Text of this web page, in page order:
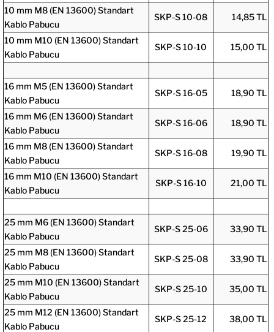
10 mm M8 (EN 13600) Standart
Kablo Pabucu
SKP-S 10-08 14,85 TL
10 mm M10 (EN 13600) Standart
Kablo Pabucu
SKP-S 10-10 15,00 TL
16 mm M5 (EN 13600) Standart
Kablo Pabucu
SKP-S 16-05 18,90 TL
16 mm M6 (EN 13600) Standart
Kablo Pabucu
SKP-S 16-06 18,90 TL
16 mm M8 (EN 13600) Standart
Kablo Pabucu
SKP-S 16-08 19,90 TL
16 mm M10 (EN 13600) Standart
Kablo Pabucu
SKP-S 16-10 21,00 TL
25 mm M6 (EN 13600) Standart
Kablo Pabucu
SKP-S 25-06 33,90 TL
25 mm M8 (EN 13600) Standart
Kablo Pabucu
SKP-S 25-08 33,90 TL
25 mm M10 (EN 13600) Standart
Kablo Pabucu
SKP-S 25-10 35,00 TL
25 mm M12 (EN 13600) Standart
Kablo Pabucu
SKP-S 25-12 38,00 TL